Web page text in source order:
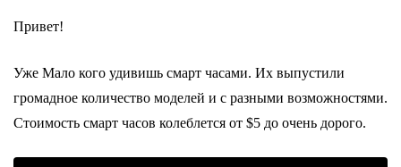
Привет!
Уже Мало кого удивишь смарт часами. Их выпустили
громадное количество моделей и с разными возможностями.
Стоимость смарт часов колеблется от $5 до очень дорого.